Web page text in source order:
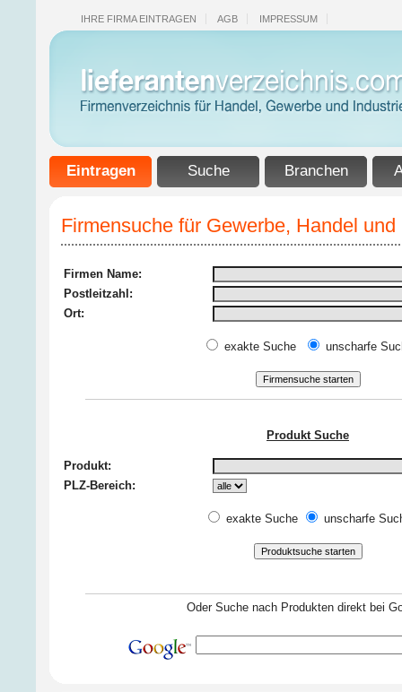
IHRE FIRMA EINTRAGEN AGB IMPRESSUM
Eintragen Suche Branchen
Firmensuche für Gewerbe, Handel und
Firmen Name:
Postleitzahl:
Ort:
exakte Suche unscharfe
Produkt Suche
Produkt:
PLZ-Bereich:
exakte Suche unscharfe
Oder Suche nach Produkten direkt bei